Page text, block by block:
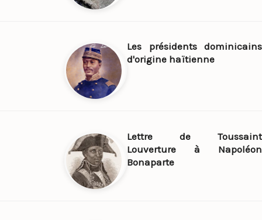
Les présidents dominicains
d'origine haïtienne
Lettre de Toussaint
Louverture à Napoléon
Bonaparte